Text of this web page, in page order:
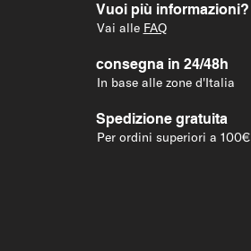
Vuoi più informazioni?
Vai alle FAQ
consegna in 24/48h
In base alle zone d'Italia
Spedizione gratuita
Per ordini superiori a 100€